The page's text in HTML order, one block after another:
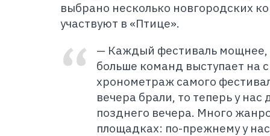
выбрано несколько новгородских
участвуют в «Птице».
— Каждый фестиваль
больше команд выступает на
хронометраж самого
вечера брали, то теперь у нас
позднего вечера. Много
площадках: по-прежнему у